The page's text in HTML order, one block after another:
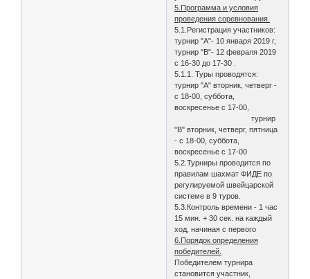
5.Программа и условия
проведения соревнования.
5.1.Регистрация участников:
турнир "А"- 10 января 2019 г,
турнир "В"- 12 февраля 2019
с 16-30 до 17-30 .
5.1.1. Туры проводятся:
турнир "А" вторник, четверг -
с 18-00, суббота,
воскресенье с 17-00,
турнир
"В" вторник, четверг, пятница
- с 18-00, суббота,
воскресенье с 17-00
5.2.Турниры проводится по
правилам шахмат ФИДЕ по
регулируемой швейцарской
системе в 9 туров.
5.3.Контроль времени - 1 час
15 мин. + 30 сек. на каждый
ход, начиная с первого
6.Порядок определения
победителей.
Победителем турнира
становится участник,